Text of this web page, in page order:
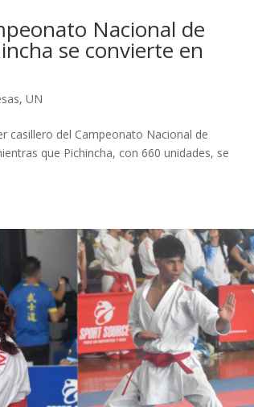
Nacional de
se convierte en
,UN
casillero del Campeonato Nacional de
que Pichincha, con 660 unidades, se